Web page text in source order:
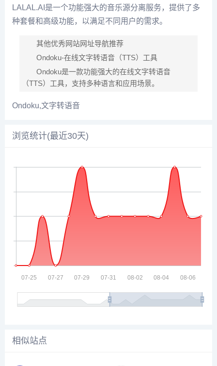
LALAL.AI是一个功能强大的音乐源分离服务，提供了多
种套餐和高级功能，以满足不同用户的需求。
其他优秀网站网址导航推荐
Ondoku-在线文字转语音（TTS）工具
Ondoku是一款功能强大的在线文字转语音
（TTS）工具，支持多种语言和应用场景。
Ondoku,文字转语音
浏览统计(最近30天)
相似站点